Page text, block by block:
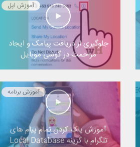
جلوگیری از دریافت پیامک و ایجاد
مزاحمت در گوشی موبایل
آموزش اپل
آموزش پاک کردن تمام پیام های
تلگرام با گزینه Local Database
آموزش برنامه